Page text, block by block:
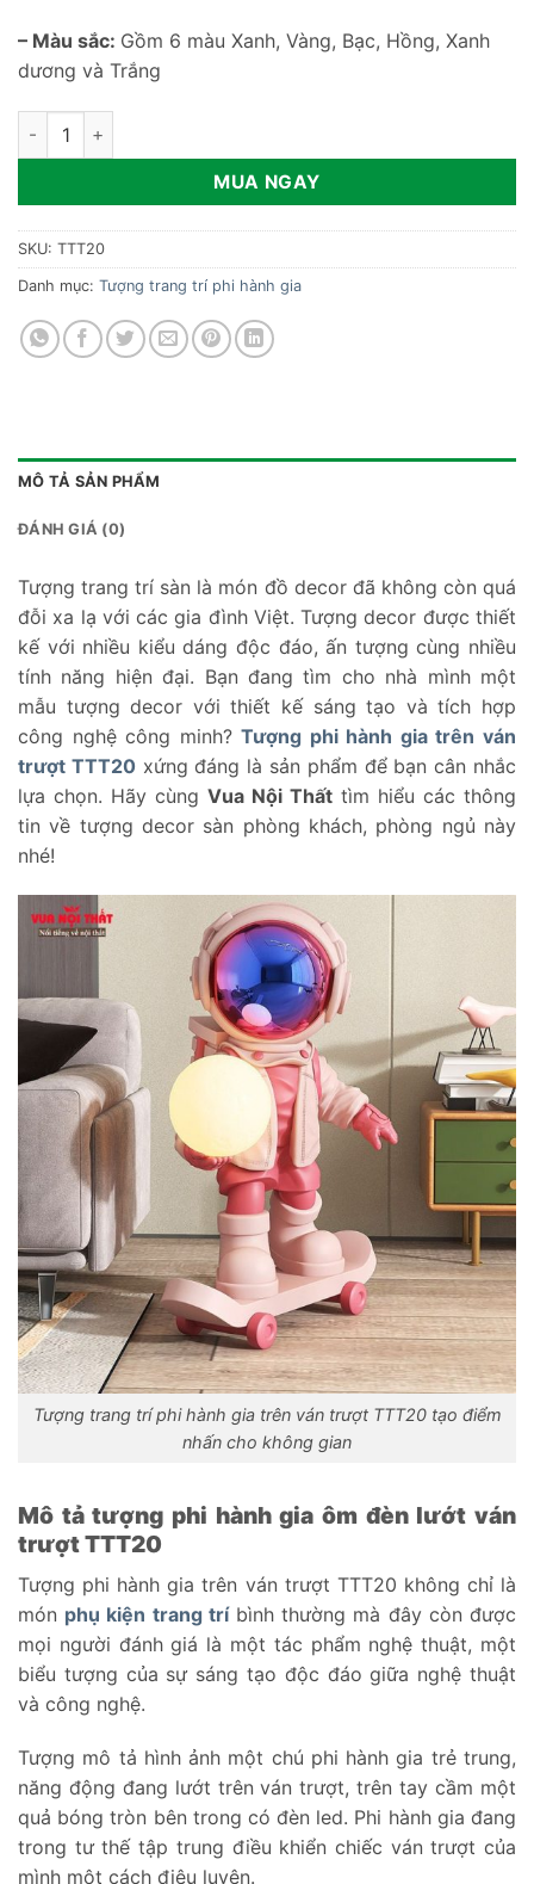
– Màu sắc: Gồm 6 màu Xanh, Vàng, Bạc, Hồng, Xanh
dương và Trắng
Tượng phi hành gia trên ván trượt TTT20 số lượng
MUA NGAY
SKU: TTT20
Danh mục: Tượng trang trí phi hành gia
MÔ TẢ SẢN PHẨM
ĐÁNH GIÁ (0)
Tượng trang trí sàn là món đồ decor đã không còn quá
đỗi xa lạ với các gia đình Việt. Tượng decor được thiết
kế với nhiều kiểu dáng độc đáo, ấn tượng cùng nhiều
tính năng hiện đại. Bạn đang tìm cho nhà mình một
mẫu tượng decor với thiết kế sáng tạo và tích hợp
công nghệ công minh?Tượng phi hành gia trên ván
trượt TTT20xứng đáng là sản phẩm để bạn cân nhắc
lựa chọn. Hãy cùng Vua Nội Thất tìm hiểu các thông
tin về tượng decor sàn phòng khách, phòng ngủ này
nhé!
Tượng trang trí phi hành gia trên ván trượt TTT20 tạo điểm
nhấn cho không gian
Mô tả tượng phi hành gia ôm đèn lướt ván
trượt TTT20
Tượng phi hành gia trên ván trượt TTT20 không chỉ là
món phụ kiện trang tríbình thường mà đây còn được
mọi người đánh giá là một tác phẩm nghệ thuật, một
biểu tượng của sự sáng tạo độc đáo giữa nghệ thuật
và công nghệ.
Tượng mô tả hình ảnh một chú phi hành gia trẻ trung,
năng động đang lướt trên ván trượt, trên tay cầm một
quả bóng tròn bên trong có đèn led. Phi hành gia đang
trong tư thế tập trung điều khiển chiếc ván trượt của
mình một cách điêu luyện.